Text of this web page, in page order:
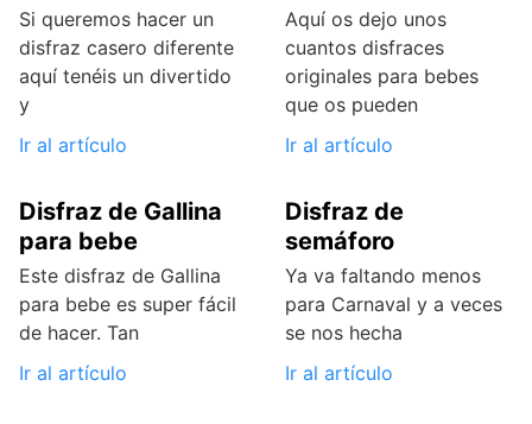
Si queremos hacer un
disfraz casero diferente
aquí tenéis un divertido
y
Ir al artículo
Aquí os dejo unos
cuantos disfraces
originales para bebes
que os pueden
Ir al artículo
Disfraz de Gallina
para bebe
Este disfraz de Gallina
para bebe es super fácil
de hacer. Tan
Ir al artículo
Disfraz de
semáforo
Ya va faltando menos
para Carnaval y a veces
se nos hecha
Ir al artículo